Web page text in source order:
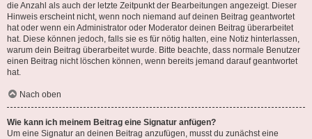
die Anzahl als auch der letzte Zeitpunkt der Bearbeitungen angezeigt. Dieser
Hinweis erscheint nicht, wenn noch niemand auf deinen Beitrag geantwortet
hat oder wenn ein Administrator oder Moderator deinen Beitrag überarbeitet
hat. Diese können jedoch, falls sie es für nötig halten, eine Notiz hinterlassen,
warum dein Beitrag überarbeitet wurde. Bitte beachte, dass normale Benutzer
einen Beitrag nicht löschen können, wenn bereits jemand darauf geantwortet
hat.
Nach oben
Wie kann ich meinem Beitrag eine Signatur anfügen?
Um eine Signatur an deinen Beitrag anzufügen, musst du zunächst eine